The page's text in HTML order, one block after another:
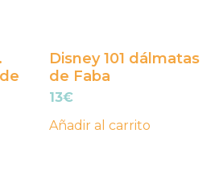
Disney 101 dálmatas
de Faba
13€
Añadir al carrito